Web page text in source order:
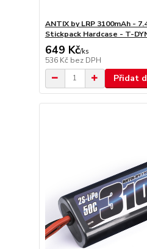
ANTIX by LRP 3100mAh -
Stickpack Hardcase - T-
649 Kč/ks
536 Kč bez DPH
Přidat